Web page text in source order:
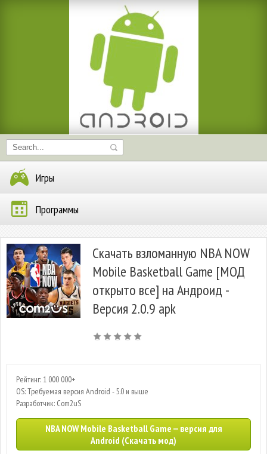
Игры
Программы
Скачать взломанную NBA NOW
Mobile Basketball Game [МОД
открыто все] на Андроид -
Версия 2.0.9 apk
Рейтинг: 1 000 000+
OS: Требуемая версия Android - 5.0 и выше
Разработчик: Com2uS
NBA NOW Mobile Basketball Game — версия для
Android (Скачать мод)